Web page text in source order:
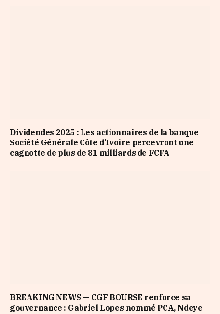
Dividendes 2025 : Les actionnaires de la banque
Société Générale Côte d’Ivoire percevront une
cagnotte de plus de 81 milliards de FCFA
BREAKING NEWS — CGF BOURSE renforce sa
gouvernance : Gabriel Lopes nommé PCA, Ndeye